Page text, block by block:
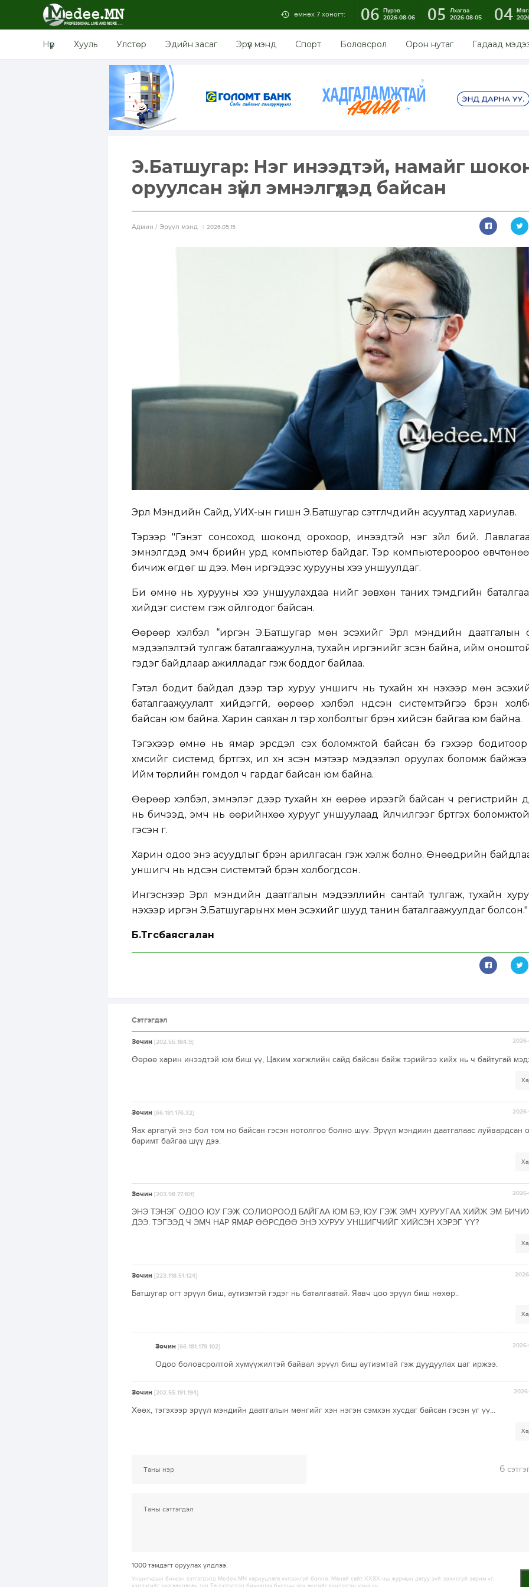
өмнөх 7 хоногт: 06 Пүрэв
2026-08-06
05
Лхагва
2026-08-05
04
Нүүр Хууль Улстөр Эдийн засаг Эрүүл мэнд Спорт Боловсрол Орон нутаг Гадаад
Э.Батшугар: Нэг инээдтэй, намайг
оруулсан зүйл эмнэлгүүдэд байсан
Aдмин / Эрүүл мэнд 2026.05.15
Эрүүл Мэндийн Сайд, УИХ-ын гишүүн Э.Батшугар сэтгүүлчдийн асуултад хариулав.
Тэрээр "Гэнэт сонсоход шоконд орохоор, инээдтэй нэг зүйл бий.
эмнэлгүүдэд эмч бүрийн урд компьютер байдаг. Тэр компьютероороо өвчтөнөө
бичиж өгдөг шүү дээ. Мөн иргэдээс хурууны хээ уншуулдаг.
Би өмнө нь хурууны хээ уншуулахдаа үүнийг зөвхөн таних тэмдгийн
хийдэг систем гэж ойлгодог байсан.
Өөрөөр хэлбэл “иргэн Э.Батшугар мөн эсэхийг Эрүүл мэндийн даатгалын
мэдээлэлтэй тулгаж баталгаажуулна, тухайн иргэнийг үзсэн байна, ийм
гэдэг байдлаар ажилладаг гэж боддог байлаа.
Гэтэл бодит байдал дээр тэр хуруу уншигч нь тухайн хүн үнэхээр мөн
баталгаажуулалт хийдэггүй, өөрөөр хэлбэл үндсэн системтэйгээ бүрэн
байсан юм байна. Харин саяхан л тэр холболтыг бүрэн хийсэн байгаа юм байна.
Тэгэхээр өмнө нь ямар эрсдэл үүсэх боломжтой байсан бэ гэхээр бодитоор
хүмүүсийг системд бүртгэх, илүү хүн үзсэн мэтээр мэдээлэл оруулах боломж байжээ
Ийм төрлийн гомдол ч гардаг байсан юм байна.
Өөрөөр хэлбэл, эмнэлэг дээр тухайн хүн өөрөө ирээгүй байсан ч регистрийн
нь бичээд, эмч нь өөрийнхөө хурууг уншуулаад үйлчилгээг бүртгэх
гэсэн үг.
Харин одоо энэ асуудлыг бүрэн арилгасан гэж хэлж болно. Өнөөдрийн
уншигч нь үндсэн системтэй бүрэн холбогдсон.
Ингэснээр Эрүүл мэндийн даатгалын мэдээллийн сантай тулгаж, тухайн
үнэхээр иргэн Э.Батшугарынх мөн эсэхийг шууд танин баталгаажуулдаг болсон."
Б.Төгсбаясгалан
Сэтгэгдэл
Зочин [202.55.184.9]
Өөрөө харин инээдтэй юм биш үү, Цахим хөгжлийн сайд байсан байж тэрийгээ хийх нь ч байтугай
Зочин [66.181.176.32]
Яах аргагүй энэ бол том но байсан гэсэн нотолгоо болно шүү. Эрүүл мэндиин даатгалаас луйвардсан
баримт байгаа шүү дээ.
Зочин [203.98.77.101]
ЭНЭ ТЭНЭГ ОДОО ЮУ ГЭЖ СОЛИОРООД БАЙГАА ЮМ БЭ, ЮУ ГЭЖ ЭМЧ ХУРУУГАА ХИЙЖ ЭМ
ДЭЭ. ТЭГЭЭД Ч ЭМЧ НАР ЯМАР ӨӨРСДӨӨ ЭНЭ ХУРУУ УНШИГЧИЙГ ХИЙСЭН ХЭРЭГ ҮҮ?
Зочин [223.118.51.124]
Батшугар огт эрүүл биш, аутизмтэй гэдэг нь баталгаатай. Яавч цоо эрүүл биш нөхөр..
Зочин [66.181.179.102] 2026-
Одоо боловсролтой хүмүүжилтэй байвал эрүүл биш аутизмтай гэж дуудуулах цаг иржээ.
Зочин [202.55.191.194]
Хөөх, тэгэхээр эрүүл мэндийн даатгалын мөнгийг хэн нэгэн сэмхэн хусдаг байсан гэсэн үг үү...
6
1000 тэмдэгт оруулах үлдлээ.
Уншигчдын бичсэн сэтгэгдэлд Medee.MN хариуцлага хүлээхгүй болно. Манай сайт ХХЗХ-ны журмын дагуу зүй зохисгүй зарим үг,